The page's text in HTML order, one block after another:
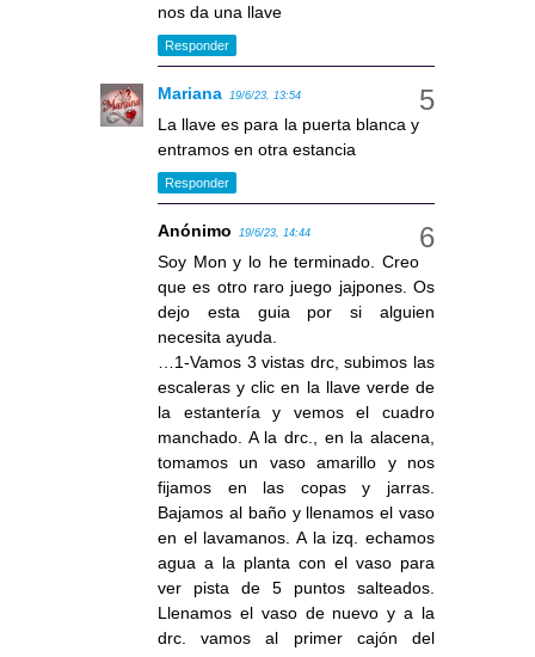
nos da una llave
Responder
Mariana 19/6/23, 13:54
La llave es para la puerta blanca y
entramos en otra estancia
Responder
Anónimo 19/6/23, 14:44
Soy Mon y lo he terminado. Creo
que es otro raro juego jajpones. Os
dejo esta guia por si alguien
necesita ayuda.
…1-Vamos 3 vistas drc, subimos las
escaleras y clic en la llave verde de
la estantería y vemos el cuadro
manchado. A la drc., en la alacena,
tomamos un vaso amarillo y nos
fijamos en las copas y jarras.
Bajamos al baño y llenamos el vaso
en el lavamanos. A la izq. echamos
agua a la planta con el vaso para
ver pista de 5 puntos salteados.
Llenamos el vaso de nuevo y a la
drc. vamos al primer cajón del